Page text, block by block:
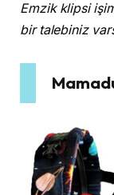
Emzik klipsi
bir talebiniz